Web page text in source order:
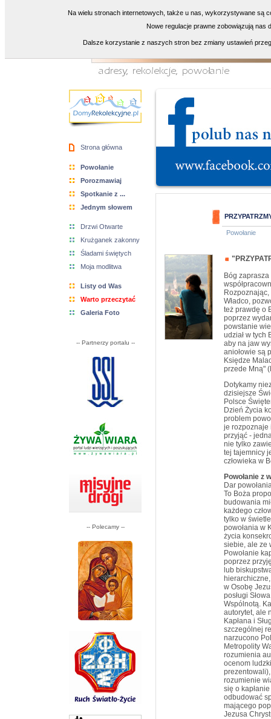
Strona główna
Powołanie
Porozmawiaj
Spotkanie z ...
Jednym słowem
Drzwi Otwarte
Krużganek zakonny
Śladami świętych
Moja modlitwa
Listy od Was
Warto przeczytać
Galeria Foto
-- Partnerzy portalu --
-- Polecamy --
Powołanie
Bóg zaprasza
Władco,
też prawdę o
poprzez
powstanie
udział w tych
aby na jaw
aniołowie są
Księdze
przede Mną"
Dotykamy
dzisiejsze
Polsce
Dzień Życia
problem
je rozpoznaje
przyjąć -
nie tylko
tej tajemnicy
człowieka w
Powołanie z
Dar
To Boża
budowania
każdego
tylko w
powołania w
życia
siebie, ale ze
Powołanie
poprzez
lub
w Osobę
posługi
Wspólnotą.
autorytet, ale
Kapłana i
szczególnej
narzucono
Metropolity
rozumienia
ocenom
rozumienie
się o
odbudować
mającego
Jezusa
Na wielu stronach internetowych, także u nas, wykorzystywane są
Nowe regulacje prawne zobowiązują nas
Dalsze korzystanie z naszych stron bez zmiany ustawień